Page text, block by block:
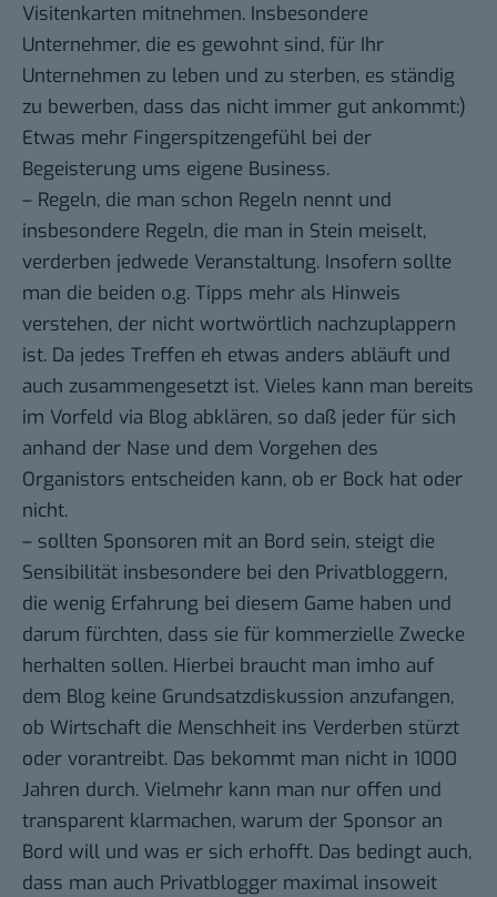
Visitenkarten mitnehmen. Insbesondere
Unternehmer, die es gewohnt sind, für Ihr
Unternehmen zu leben und zu sterben, es ständig
zu bewerben, dass das nicht immer gut ankommt:)
Etwas mehr Fingerspitzengefühl bei der
Begeisterung ums eigene Business.
– Regeln, die man schon Regeln nennt und
insbesondere Regeln, die man in Stein meiselt,
verderben jedwede Veranstaltung. Insofern sollte
man die beiden o.g. Tipps mehr als Hinweis
verstehen, der nicht wortwörtlich nachzuplappern
ist. Da jedes Treffen eh etwas anders abläuft und
auch zusammengesetzt ist. Vieles kann man bereits
im Vorfeld via Blog abklären, so daß jeder für sich
anhand der Nase und dem Vorgehen des
Organistors entscheiden kann, ob er Bock hat oder
nicht.
– sollten Sponsoren mit an Bord sein, steigt die
Sensibilität insbesondere bei den Privatbloggern,
die wenig Erfahrung bei diesem Game haben und
darum fürchten, dass sie für kommerzielle Zwecke
herhalten sollen. Hierbei braucht man imho auf
dem Blog keine Grundsatzdiskussion anzufangen,
ob Wirtschaft die Menschheit ins Verderben stürzt
oder vorantreibt. Das bekommt man nicht in 1000
Jahren durch. Vielmehr kann man nur offen und
transparent klarmachen, warum der Sponsor an
Bord will und was er sich erhofft. Das bedingt auch,
dass man auch Privatblogger maximal insoweit